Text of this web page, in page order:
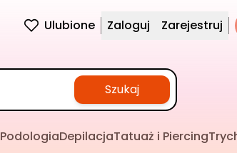
Ulubione Zaloguj Zarejestruj
Szukaj
PodologiaDepilacjaTatuaż i Piercing